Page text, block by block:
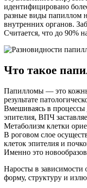
идентифицировано
разные виды папиллом
внутренних органов.
Считается, что до 90%
Что такое
Папилломы — это
результате
Вмешиваясь в процессы
эпителия, ВПЧ
Метаболизм клетки
В роговом слое
клеток эпителия и
Именно это
Наросты в
форму, структуру и